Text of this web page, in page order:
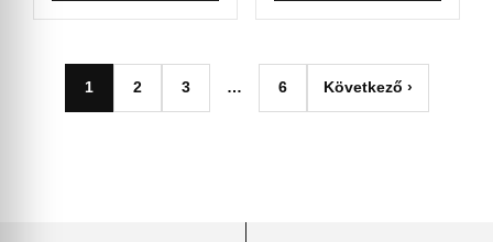
1 2 3 … 6 Következő ›